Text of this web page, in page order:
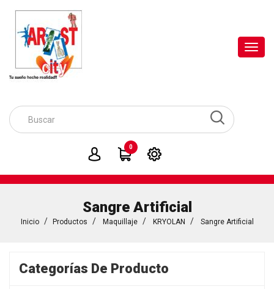
0
Sangre Artificial
Inicio Productos Maquillaje KRYOLAN Sangre Artificial
Categorías De Producto